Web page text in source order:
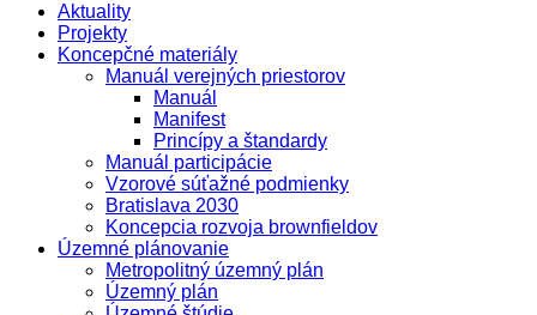
Aktuality
Projekty
Koncepčné materiály
Manuál verejných priestorov
Manuál
Manifest
Princípy a štandardy
Manuál participácie
Vzorové súťažné podmienky
Bratislava 2030
Koncepcia rozvoja brownfieldov
Územné plánovanie
Metropolitný územný plán
Územný plán